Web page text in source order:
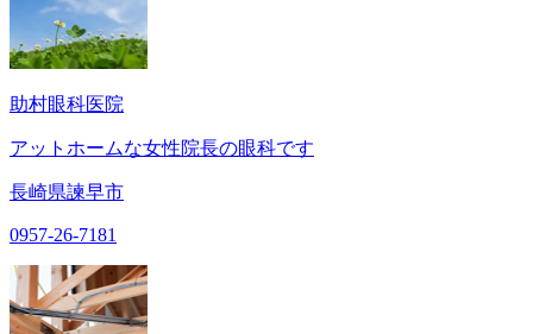
助村眼科医院
アットホームな女性院長の眼科です
長崎県諫早市
0957-26-7181